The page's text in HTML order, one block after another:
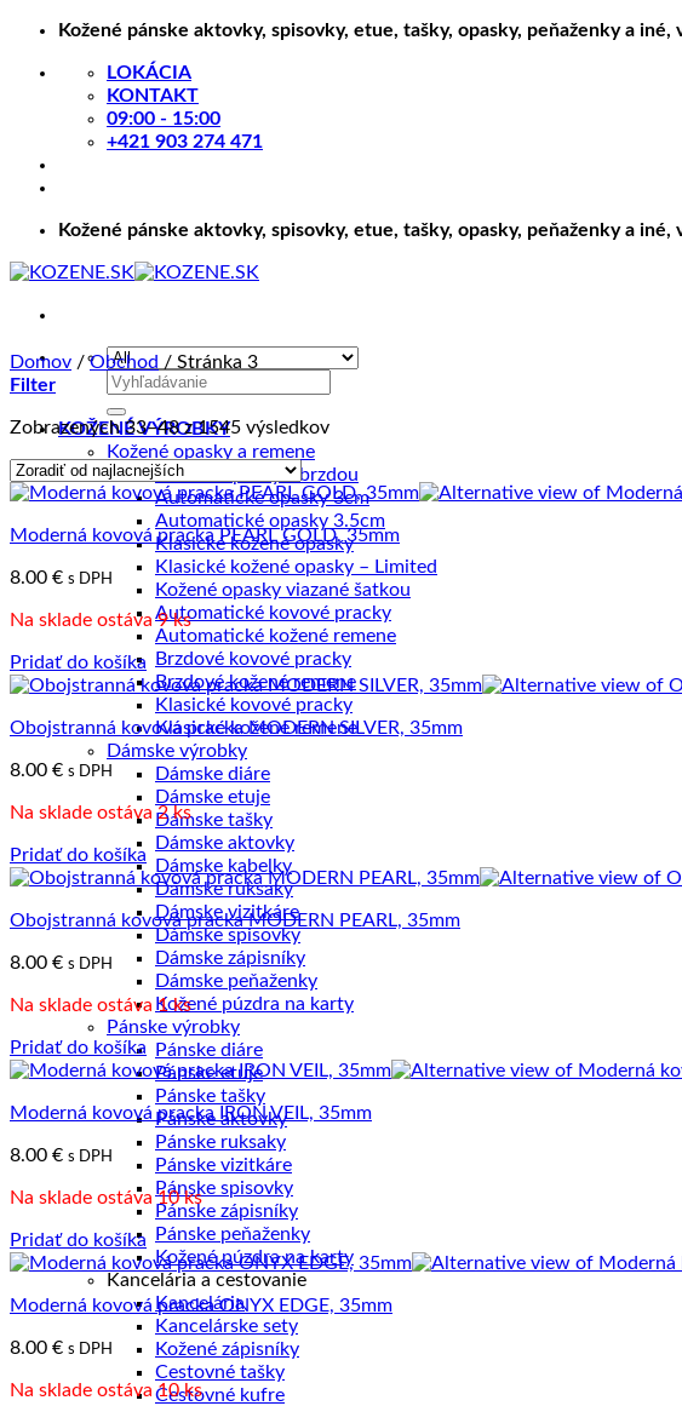
Skip
content
Kožené pánske aktovky, spisovky, etue, tašky, opasky, peňaženky a iné,
LOKÁCIA
KONTAKT
09:00 - 15:00
+421 903 274 471
Kožené pánske aktovky, spisovky, etue, tašky, opasky, peňaženky a iné,
Hľadať:
KOŽENÉ VÝROBKY
Kožené opasky a remene
Kožené opasky s brzdou
Automatické opasky 3cm
Automatické opasky 3.5cm
Klasické kožené opasky
Klasické kožené opasky – Limited
Kožené opasky viazané šatkou
Automatické kovové pracky
Automatické kožené remene
Brzdové kovové pracky
Brzdové kožené remene
Klasické kovové pracky
Klasické kožené remene
Dámske výrobky
Dámske diáre
Dámske etuje
Dámske tašky
Dámske aktovky
Dámske kabelky
Dámske ruksaky
Dámske vizitkáre
Dámske spisovky
Dámske zápisníky
Dámske peňaženky
Kožené púzdra na karty
Pánske výrobky
Pánske diáre
Pánske etuje
Pánske tašky
Pánske aktovky
Pánske ruksaky
Pánske vizitkáre
Pánske spisovky
Pánske zápisníky
Pánske peňaženky
Kožené púzdra na karty
Kancelária a cestovanie
Kancelária
Kancelárske sety
Kožené zápisníky
Cestovné tašky
Cestovné kufre
Domov / Obchod / Stránka 3
Filter
Zobrazených 33–48 z 1545 výsledkovZoradené
ceny:
od
najnižšej
po
najvyššiu
Moderná kovová pracka PEARL GOLD, 35mm
8.00 € s DPH
Na sklade ostáva 9 ks
Pridať do košíka
Obojstranná kovová pracka MODERN SILVER, 35mm
8.00 € s DPH
Na sklade ostáva 2 ks
Pridať do košíka
Obojstranná kovová pracka MODERN PEARL, 35mm
8.00 € s DPH
Na sklade ostáva 1 ks
Pridať do košíka
Moderná kovová pracka IRON VEIL, 35mm
8.00 € s DPH
Na sklade ostáva 10 ks
Pridať do košíka
Moderná kovová pracka ONYX EDGE, 35mm
8.00 € s DPH
Na sklade ostáva 10 ks